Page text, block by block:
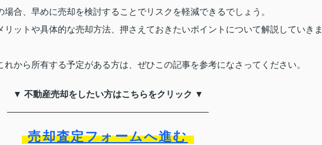
合、早めに売却を検討することでリスクを軽減できるでしょう。
リットや具体的な売却方法、押さえておきたいポイントについて解説していきま
から所有する予定がある方は、ぜひこの記事を参考になさってください。
▼ 不動産売却をしたい方はこちらをクリック ▼
売却査定フォームへ進む